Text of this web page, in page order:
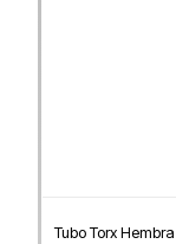
Tubo Torx